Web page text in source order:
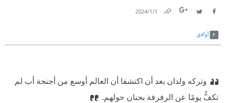
1‏/1‏/2024
أوافق
وتركه ولدان بعد أن اكتشفا أن العالم أوسع من أجنحة أب لم
تكفُّ يومًا عن الرفرفة بحنان حولهم.